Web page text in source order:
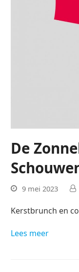
De
9 mei 2023
Kerstbrunch en
Lees meer